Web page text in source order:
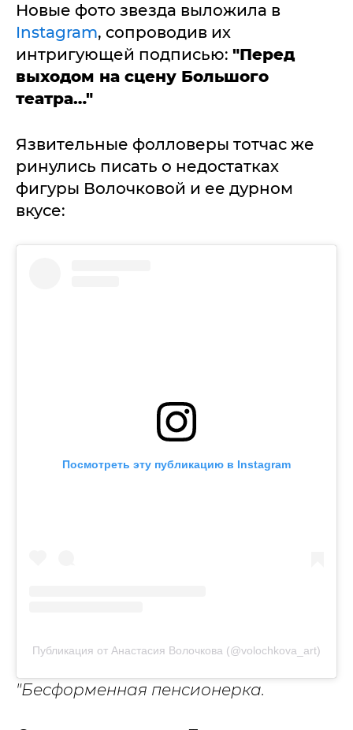
Новые фото звезда выложила в
Instagram, сопроводив их
интригующей подписью: "Перед
выходом на сцену Большого
театра…"
Язвительные фолловеры тотчас же
ринулись писать о недостатках
фигуры Волочковой и ее дурном
вкусе:
Посмотреть эту публикацию в Instagram
Публикация от Анастасия Волочкова (@volochkova_art)
"Бесформенная пенсионерка.